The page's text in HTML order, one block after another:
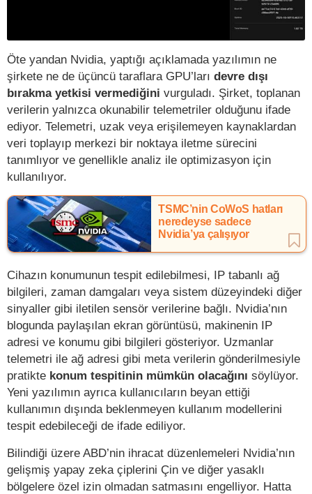
Öte yandan Nvidia, yaptığı açıklamada yazılımın ne
şirkete ne de üçüncü taraflara GPU’ları devre dışı
bırakma yetkisi vermediğini vurguladı. Şirket, toplanan
verilerin yalnızca okunabilir telemetriler olduğunu ifade
ediyor. Telemetri, uzak veya erişilemeyen kaynaklardan
veri toplayıp merkezi bir noktaya iletme sürecini
tanımlıyor ve genellikle analiz ile optimizasyon için
kullanılıyor.
TSMC’nin CoWoS hatları
neredeyse sadece
Nvidia’ya çalışıyor
Cihazın konumunun tespit edilebilmesi, IP tabanlı ağ
bilgileri, zaman damgaları veya sistem düzeyindeki diğer
sinyaller gibi iletilen sensör verilerine bağlı. Nvidia’nın
blogunda paylaşılan ekran görüntüsü, makinenin IP
adresi ve konumu gibi bilgileri gösteriyor. Uzmanlar
telemetri ile ağ adresi gibi meta verilerin gönderilmesiyle
pratikte konum tespitinin mümkün olacağını söylüyor.
Yeni yazılımın ayrıca kullanıcıların beyan ettiği
kullanımın dışında beklenmeyen kullanım modellerini
tespit edebileceği de ifade ediliyor.
Bilindiği üzere ABD’nin ihracat düzenlemeleri Nvidia’nın
gelişmiş yapay zeka çiplerini Çin ve diğer yasaklı
bölgelere özel izin olmadan satmasını engelliyor. Hatta